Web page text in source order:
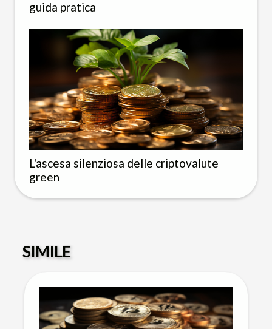
guida pratica
L'ascesa silenziosa delle criptovalute
green
SIMILE